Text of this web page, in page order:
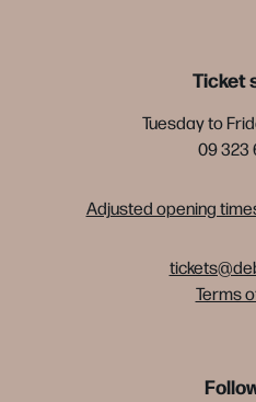
Ticket
Tuesday to
09 323
Adjusted opening
Terms